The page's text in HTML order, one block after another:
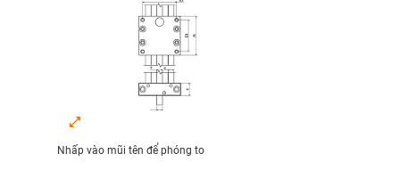
Nhấp vào mũi tên để phóng to